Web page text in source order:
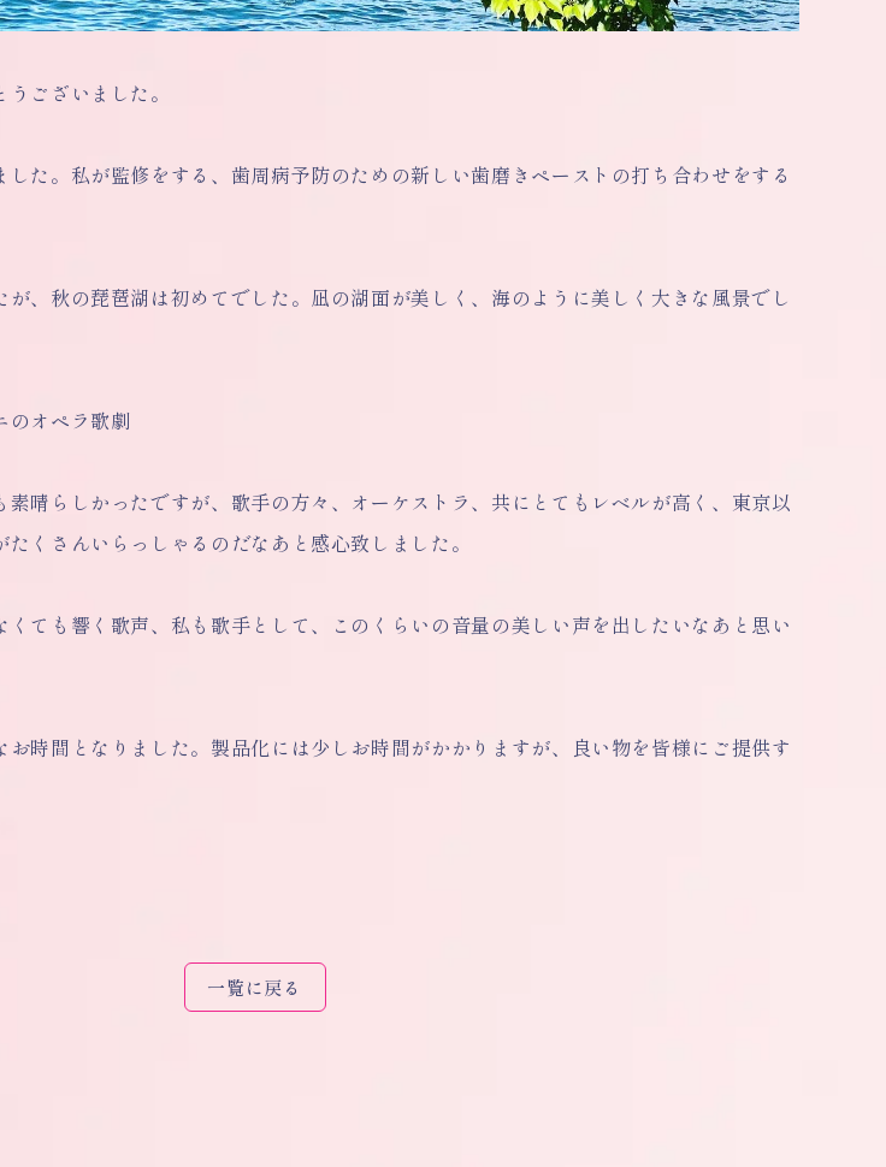
ございました。
した。私が監修をする、歯周病予防のための新しい歯磨きペーストの打ち合わせをする
、秋の琵琶湖は初めてでした。凪の湖面が美しく、海のように美しく大きな風景でし
のオペラ歌劇
晴らしかったですが、歌手の方々、オーケストラ、共にとてもレベルが高く、東京以
くさんいらっしゃるのだなあと感心致しました。
ても響く歌声、私も歌手として、このくらいの音量の美しい声を出したいなあと思い
時間となりました。製品化には少しお時間がかかりますが、良い物を皆様にご提供す
一覧に戻る